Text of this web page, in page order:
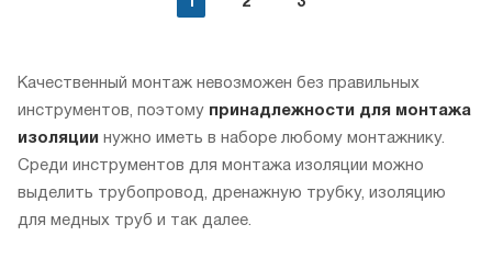
Качественный монтаж невозможен без правильных
инструментов, поэтому принадлежности для монтажа
изоляции нужно иметь в наборе любому монтажнику.
Среди инструментов для монтажа изоляции можно
выделить трубопровод, дренажную трубку, изоляцию
для медных труб и так далее.